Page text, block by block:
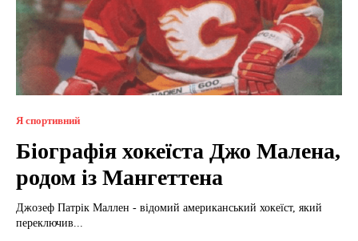
Я спортивний
Біографія хокеїста Джо Малена,
родом із Мангеттена
Джозеф Патрік Маллен - відомий американський хокеїст, який
переключив...